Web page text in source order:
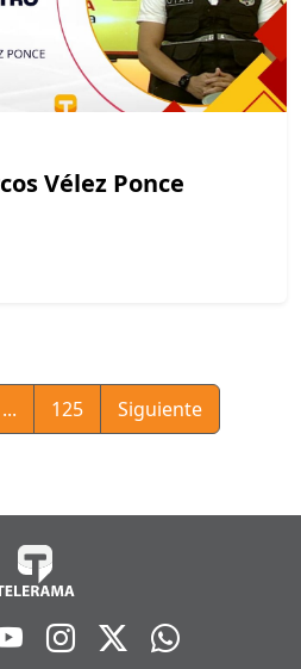
Vélez Ponce
... 125 Siguiente